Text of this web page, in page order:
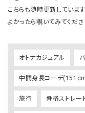
こちらも随時更新しています
オトナカジュアル
中間身長コーデ
旅行 骨格ストレー